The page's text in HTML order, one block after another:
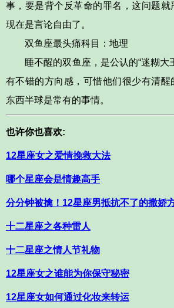
事，要是背个反革命的罪名，这问题就
现在是言论自由了。
双鱼座最头痛科目：地理
睡不醒的双鱼座，是公认的“迷糊大
有不错的方向感，可惜他们很少有清醒
东西半球是常有的事情。
也许你也喜欢:
12星座女之爱情挽救大法
哪个星座会是情趣高手
分分钟被擒！12星座男抵抗不了的撒娇
十二星座之各种雷人
十二星座之情人节礼物
12星座女之谁能为你保守秘密
12星座女如何通过化妆来转运